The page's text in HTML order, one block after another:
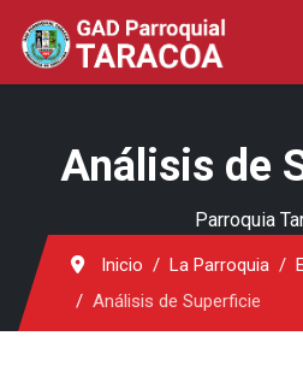
Análisis de
Parroquia
Inicio La Parroquia
Análisis de Superficie